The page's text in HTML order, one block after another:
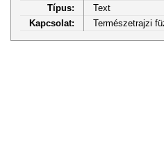
Típus:
Text
Kapcsolat:
Természetrajzi